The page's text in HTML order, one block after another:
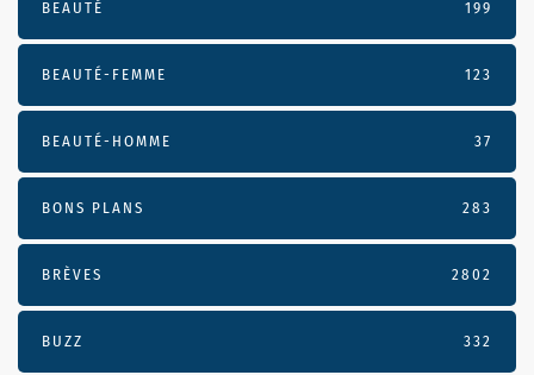
BEAUTÉ 199
BEAUTÉ-FEMME 123
BEAUTÉ-HOMME 37
BONS PLANS 283
BRÈVES 2802
BUZZ 332